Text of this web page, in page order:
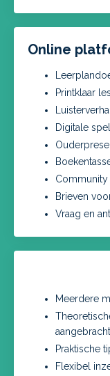
Online
Printklaar
Digitale
Community
Brieven
Vraag en
Meerdere
aangebracht
Praktische
Flexibel